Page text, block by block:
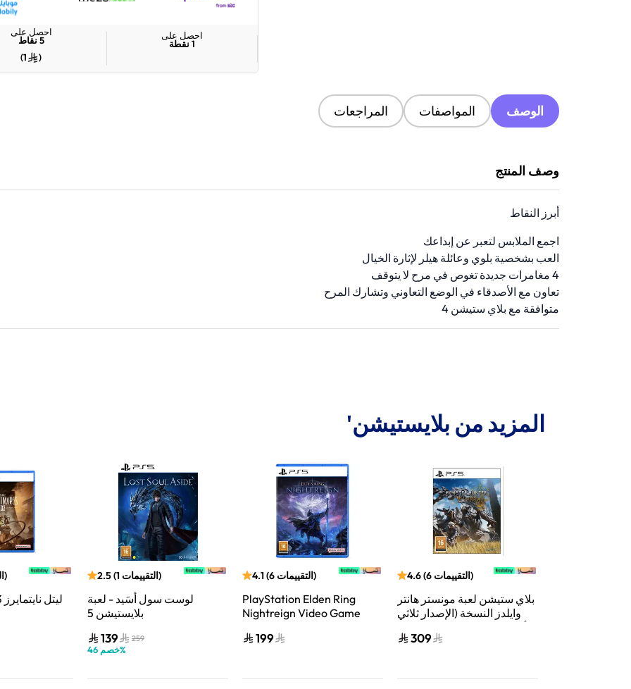
احصل على
1 نقطة
احصل على
5 نقاط
(
1
)
الوصف المواصفات المراجعات
وصف المنتج
أبرز النقاط
اجمع الملابس لتعبر عن إبداعك
العب بشخصية بلوي وعائلة هيلر لإثارة الخيال
4 مغامرات جديدة تغوص في مرح لا يتوقف
تعاون مع الأصدقاء في الوضع التعاوني وتشارك المرح
متوافقة مع بلاي ستيشن 4
المزيد من بلايستيشن'
)
ليتل نايتمايرز 3 | بلايستيشن 5
2.5(1 التقييمات)
لوست سول أسَيد - لعبة
بلايستيشن 5
139 259
خصم 46 %
4.1(6 التقييمات)
PlayStation Elden Ring
Nightreign Video Game
199
4.6(6 التقييمات)
بلاي ستيشن لعبة مونستر هانتر
وايلدز النسخة (الإصدار ثلاثي
الأبعاد المتحرك) بلاي ستيشن 5
309